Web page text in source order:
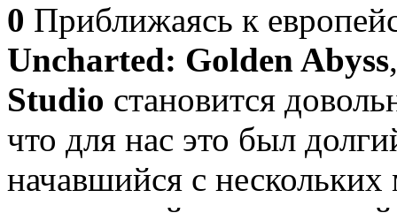
0 Приближаясь к
Uncharted: Golden Abyss
Studio становится
что для нас это был
начавшийся с